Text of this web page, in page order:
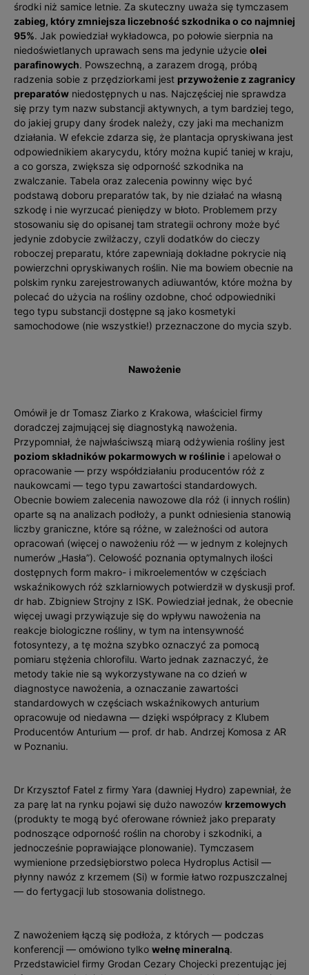
środki niż samice letnie. Za skuteczny uważa się tymczasem
zabieg, który zmniejsza liczebność szkodnika o co najmniej
95%. Jak powiedział wykładowca, po połowie sierpnia na
niedoświetlanych uprawach sens ma jedynie użycie olei
parafinowych. Powszechną, a zarazem drogą, próbą
radzenia sobie z przędziorkami jest przywożenie z zagranicy
preparatów niedostępnych u nas. Najczęściej nie sprawdza
się przy tym nazw substancji aktywnych, a tym bardziej tego,
do jakiej grupy dany środek należy, czy jaki ma mechanizm
działania. W efekcie zdarza się, że plantac­ja opryskiwana jest
odpowiednikiem akarycydu, który można kupić taniej w kraju,
a co gorsza, zwiększa się odporność szkodnika na
zwalczanie. Tabela oraz zalecenia powinny więc być
podstawą doboru preparatów tak, by nie działać na własną
szkodę i nie wyrzucać pieniędzy w błoto. Problemem przy
stosowaniu się do opisanej tam strategii ochrony może być
jedynie zdobycie zwilżaczy, czyli dodatków do cieczy
roboczej preparatu, które zapewniają dokładne pokrycie nią
powierzchni opryskiwanych roślin. Nie ma bowiem obecnie na
polskim rynku zarejestrowanych adiuwantów, które można by
polecać do użycia na roś­liny ozdobne, choć odpowiedniki
tego typu substancji dostępne są jako kosmetyki
samochodowe (nie wszystkie!) przeznaczone do mycia szyb.
Nawożenie
Omówił je dr Tomasz Ziarko z Krakowa, właściciel firmy
doradczej zajmującej się diagnostyką nawożenia.
Przypomniał, że najwłaściwszą miarą odżywienia rośliny jest
poziom składników pokarmowych w roślinie i apelował o
opracowanie — przy współdziałaniu producentów róż z
naukowcami — tego typu zawartości standardowych.
Obecnie bowiem zalecenia nawozowe dla róż (i innych roślin)
oparte są na analizach podłoży, a punkt odniesienia stanowią
liczby graniczne, które są różne, w zależności od autora
opracowań (więcej o nawożeniu róż — w jednym z kolejnych
numerów „Has­ła”). Celowość poznania optymalnych ilości
dostępnych form makro- i mikroelementów w częściach
wskaźnikowych róż szklarniowych potwierdził w dyskusji prof.
dr hab. Zbigniew Strojny z ISK. Powiedział jednak, że obecnie
więcej uwagi przywiązuje się do wpływu nawożenia na
reakcje biologiczne rośliny, w tym na intensywność
fotosyntezy, a tę można szybko oznaczyć za pomocą
pomiaru stężenia chlorofilu. Warto jednak zaznaczyć, że
metody takie nie są wykorzystywane na co dzień w
diagnostyce nawożenia, a oznaczanie zawartości
standardowych w częściach wskaźnikowych anturium
opracowuje od niedawna — dzięki współpracy z Klubem
Producentów Anturium — prof. dr hab. Andrzej Komosa z AR
w Poznaniu.
Dr Krzysztof Fatel z firmy Yara (dawniej Hydro) zapewniał, że
za parę lat na rynku pojawi się dużo nawozów krzemowych
(produkty te mogą być oferowane również jako preparaty
podnoszące odporność roślin na choroby i szkodniki, a
jednocześnie poprawiające plonowanie). Tymczasem
wymienione przedsiębiorstwo poleca Hydroplus Actisil —
płynny nawóz z krzemem (Si) w formie łatwo rozpuszczalnej
— do fertygacji lub stosowania dolistnego.
Z nawożeniem łączą się podłoża, z których — podczas
konferencji — omówiono tylko wełnę mineralną.
Przedstawiciel firmy Grodan Cezary Chojecki prezentując jej